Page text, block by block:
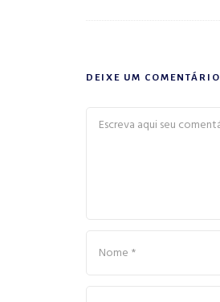
DEIXE UM COMENTÁRIO